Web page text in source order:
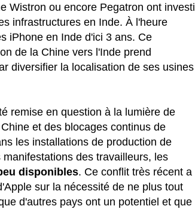
Wistron ou encore Pegatron ont investi
infrastructures en Inde. À l'heure
iPhone en Inde d'ici 3 ans. Ce
de la Chine vers l'Inde prend
diversifier la localisation de ses usines
remise en question à la lumière de
et des blocages continus de
les installations de production de
des travailleurs, les
disponibles. Ce conflit très récent a
sur la nécessité de ne plus tout
d'autres pays ont un potentiel et que